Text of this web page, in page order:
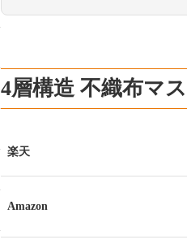
4層構造 不織布マ
楽天
Amazon